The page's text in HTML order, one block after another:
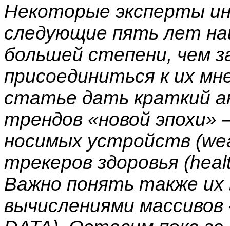
Некоторые эксперты
следующие пять лет
большей степени, чем
присоединиться к их
статье дать краткий
трендов «новой
носимых устройств
трекеров здоровья
Важно понять также их
вычислениями